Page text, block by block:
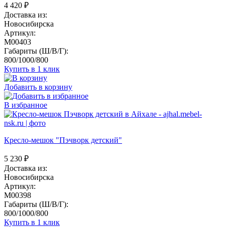
4 420 ₽
Доставка из:
Новосибирска
Артикул:
M00403
Габариты (Ш/В/Г):
800/1000/800
Купить в 1 клик
Добавить в корзину
В избранное
Кресло-мешок "Пэчворк детский"
5 230 ₽
Доставка из:
Новосибирска
Артикул:
M00398
Габариты (Ш/В/Г):
800/1000/800
Купить в 1 клик